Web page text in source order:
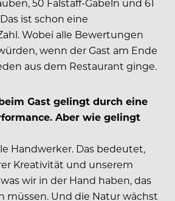
50 Falstaff-Gabeln und 61
ist schon eine
Wobei alle Bewertungen
wenn der Gast am Ende
aus dem Restaurant ginge.
Gast gelingt durch eine
Aber wie gelingt
Handwerker. Das bedeutet,
Kreativität und unserem
wir in der Hand haben, das
müssen. Und die Natur wächst